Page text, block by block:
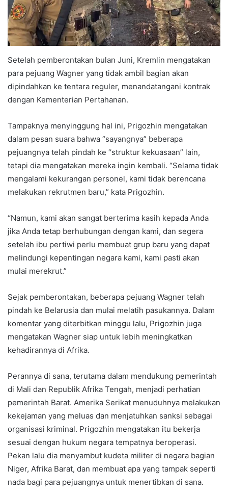
Setelah pemberontakan bulan Juni, Kremlin mengatakan
para pejuang Wagner yang tidak ambil bagian akan
dipindahkan ke tentara reguler, menandatangani kontrak
dengan Kementerian Pertahanan.
Tampaknya menyinggung hal ini, Prigozhin mengatakan
dalam pesan suara bahwa “sayangnya” beberapa
pejuangnya telah pindah ke “struktur kekuasaan” lain,
tetapi dia mengatakan mereka ingin kembali. “Selama tidak
mengalami kekurangan personel, kami tidak berencana
melakukan rekrutmen baru,” kata Prigozhin.
“Namun, kami akan sangat berterima kasih kepada Anda
jika Anda tetap berhubungan dengan kami, dan segera
setelah ibu pertiwi perlu membuat grup baru yang dapat
melindungi kepentingan negara kami, kami pasti akan
mulai merekrut.”
Sejak pemberontakan, beberapa pejuang Wagner telah
pindah ke Belarusia dan mulai melatih pasukannya. Dalam
komentar yang diterbitkan minggu lalu, Prigozhin juga
mengatakan Wagner siap untuk lebih meningkatkan
kehadirannya di Afrika.
Perannya di sana, terutama dalam mendukung pemerintah
di Mali dan Republik Afrika Tengah, menjadi perhatian
pemerintah Barat. Amerika Serikat menuduhnya melakukan
kekejaman yang meluas dan menjatuhkan sanksi sebagai
organisasi kriminal. Prigozhin mengatakan itu bekerja
sesuai dengan hukum negara tempatnya beroperasi.
Pekan lalu dia menyambut kudeta militer di negara bagian
Niger, Afrika Barat, dan membuat apa yang tampak seperti
nada bagi para pejuangnya untuk menertibkan di sana.